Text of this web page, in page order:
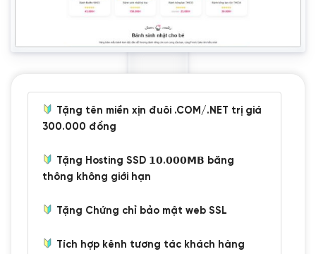
Tặng tên miền xịn đuôi .COM/.NET trị giá
300.000 đồng
Tặng Hosting SSD 𝟭𝟬.𝟬𝟬𝟬𝗠𝗕 băng
thông không giới hạn
Tặng Chứng chỉ bảo mật web SSL
Tích hợp kênh tương tác khách hàng